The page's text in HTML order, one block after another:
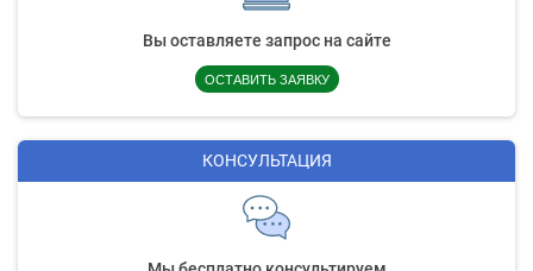
Вы оставляете запрос на сайте
ОСТАВИТЬ ЗАЯВКУ
КОНСУЛЬТАЦИЯ